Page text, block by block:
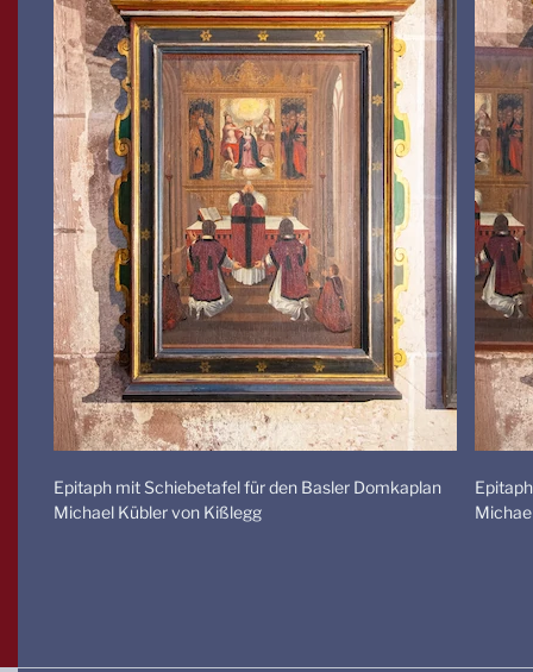
Epitaph mit Schiebetafel für den Basler Domkaplan
Michael Kübler von Kißlegg